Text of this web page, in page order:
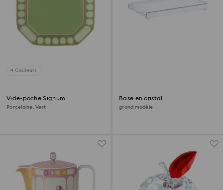
4 Couleurs
Vide-poche Signum
Porcelaine, Vert
Base en cristal
grand modèle